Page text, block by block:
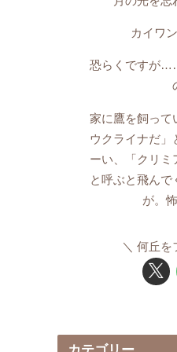
カイワ
恐らくですが
家に鷹を飼って
ウクライナだ」
ーい、「クリミ
と呼ぶと飛んで
が。
何丘を